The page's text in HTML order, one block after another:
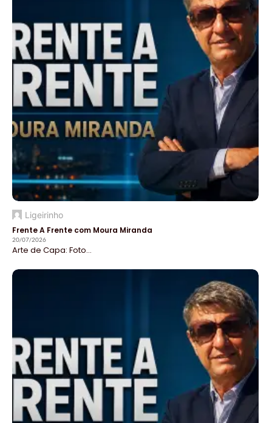
Ligeirinho
Frente A Frente com Moura Miranda
20/07/2026
Arte de Capa: Foto...